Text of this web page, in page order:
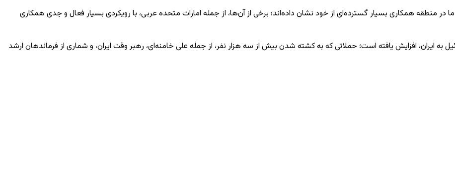
در منطقه همکاری بسیار گسترده‌ای از خود نشان داده‌اند؛ برخی از آن‌ها، از جمله امارات متحده عربی، با رویکردی بسیار فعال و جدی همکاری
به ایران، افزایش یافته است؛ حملاتی که به کشته شدن بیش از سه هزار نفر، از جمله علی خامنه‌ای، رهبر وقت ایران، و شماری از فرماندهان ارشد